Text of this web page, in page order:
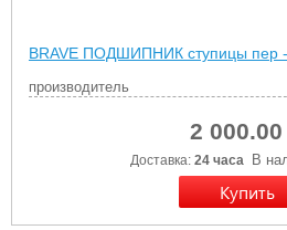
BRAVE ПОДШИПНИК ступицы пер
производитель
2 000.00
Доставка: 24 часа В